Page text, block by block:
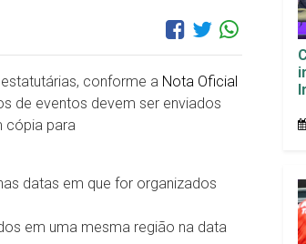
conforme a Nota Oficial
de eventos devem ser enviados
cópia para
datas em que for organizados
em uma mesma região na data